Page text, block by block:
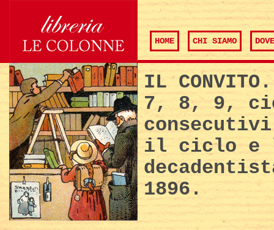
HOME CHI SIAMO
IL
7, 8, 9,
consecutivi
il ciclo e
1896.